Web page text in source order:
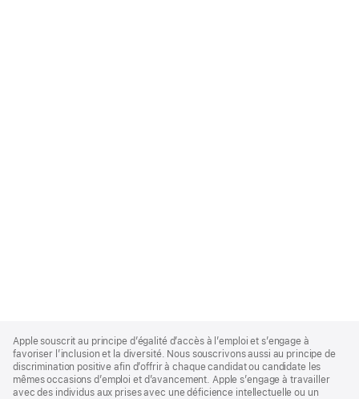
Footer
Apple souscrit au principe d’égalité d’accès à l’emploi et s’engage à
favoriser l’inclusion et la diversité. Nous souscrivons aussi au principe de
discrimination positive afin d’offrir à chaque candidat ou candidate les
mêmes occasions d’emploi et d’avancement. Apple s’engage à travailler
avec des individus aux prises avec une déficience intellectuelle ou un